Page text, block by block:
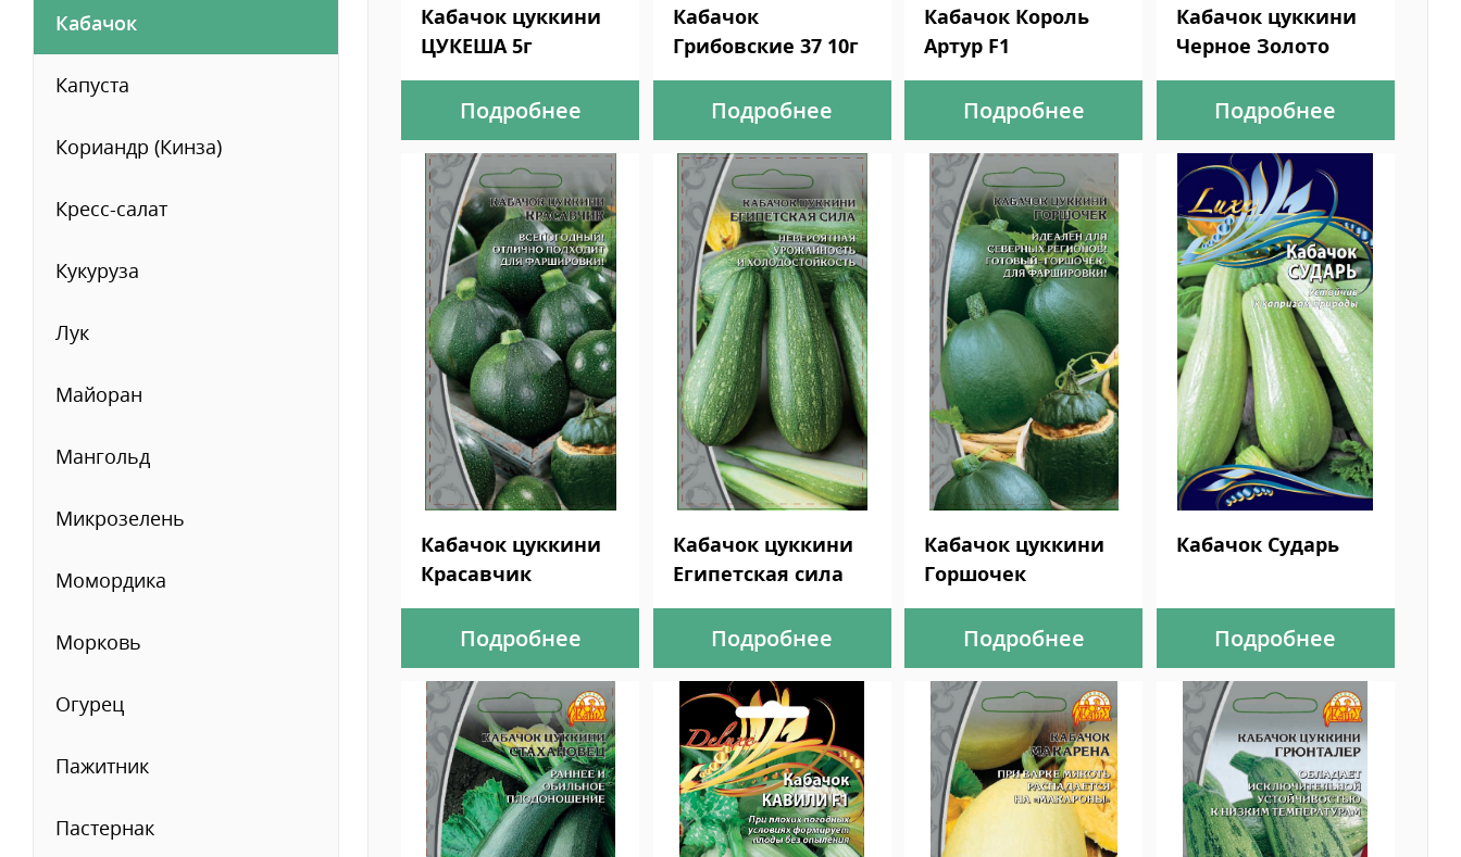
Кабачок
Капуста
Кориандр (Кинза)
Кресс-салат
Кукуруза
Лук
Майоран
Мангольд
Микрозелень
Момордика
Морковь
Огурец
Пажитник
Пастернак
Кабачок цуккини
ЦУКЕША 5г
Подробнее
Кабачок
Грибовские 37 10г
Подробнее
Кабачок Король
Артур F1
Подробнее
Кабачок цуккини
Черное Золото
Подробнее
Кабачок цуккини
Красавчик
Подробнее
Кабачок цуккини
Египетская сила
Подробнее
Кабачок цуккини
Горшочек
Подробнее
Кабачок Сударь
Подробнее